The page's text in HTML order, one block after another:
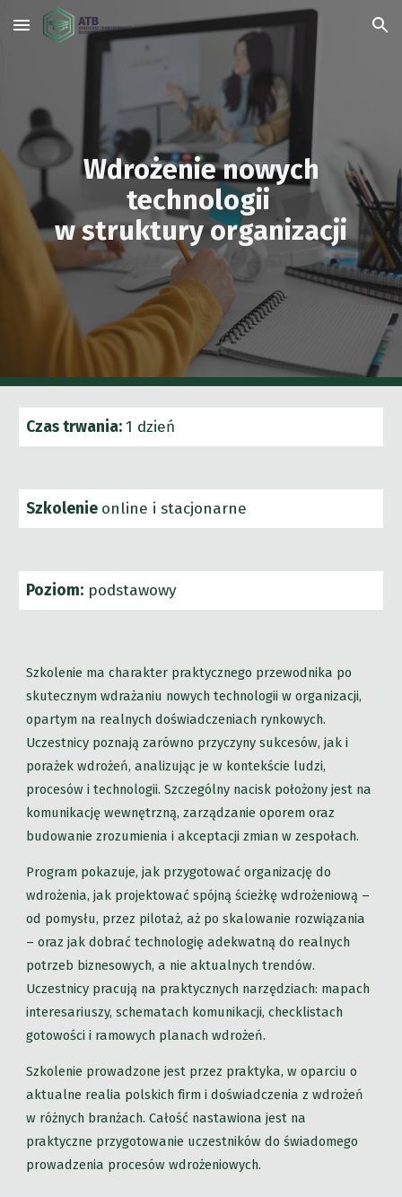
Skip to main content Skip to navigation
Wdrożenie nowych
technologii
w struktury organizacji
Czas trwania:1 dzień
Szkolenie online i stacjonarne
Poziom: podstawowy
Szkolenie ma charakter praktycznego przewodnika po
skutecznym wdrażaniu nowych technologii w organizacji,
opartym na realnych doświadczeniach rynkowych.
Uczestnicy poznają zarówno przyczyny sukcesów, jak i
porażek wdrożeń, analizując je w kontekście ludzi,
procesów i technologii. Szczególny nacisk położony jest na
komunikację wewnętrzną, zarządzanie oporem oraz
budowanie zrozumienia i akceptacji zmian w zespołach.
Program pokazuje, jak przygotować organizację do
wdrożenia, jak projektować spójną ścieżkę wdrożeniową –
od pomysłu, przez pilotaż, aż po skalowanie rozwiązania
– oraz jak dobrać technologię adekwatną do realnych
potrzeb biznesowych, a nie aktualnych trendów.
Uczestnicy pracują na praktycznych narzędziach: mapach
interesariuszy, schematach komunikacji, checklistach
gotowości i ramowych planach wdrożeń.
Szkolenie prowadzone jest przez praktyka, w oparciu o
aktualne realia polskich firm i doświadczenia z wdrożeń
w różnych branżach. Całość nastawiona jest na
praktyczne przygotowanie uczestników do świadomego
prowadzenia procesów wdrożeniowych.